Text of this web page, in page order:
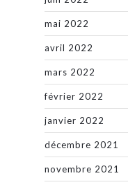
mai 2022
avril 2022
mars 2022
février 2022
janvier 2022
décembre 2021
novembre 2021